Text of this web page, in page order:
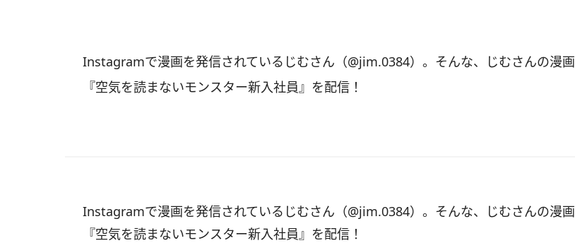
Instagramで漫画を発信されているじむさん（@jim.0384）。そんな、じむさんの漫画
『空気を読まないモンスター新入社員』を配信！
Instagramで漫画を発信されているじむさん（@jim.0384）。そんな、じむさんの漫画
『空気を読まないモンスター新入社員』を配信！